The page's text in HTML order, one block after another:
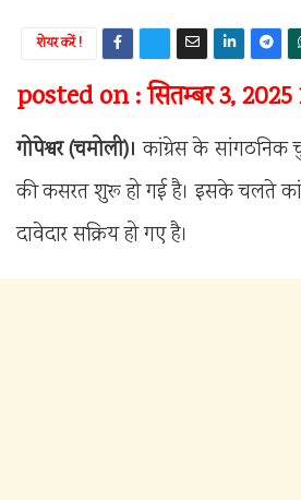
शेयर करें !
posted on : सितम्बर 3, 2025
गोपेश्वर (चमोली)। कांग्रेस के सांगठनिक
की कसरत शुरू हो गई है। इसके चलते
दावेदार सक्रिय हो गए है।